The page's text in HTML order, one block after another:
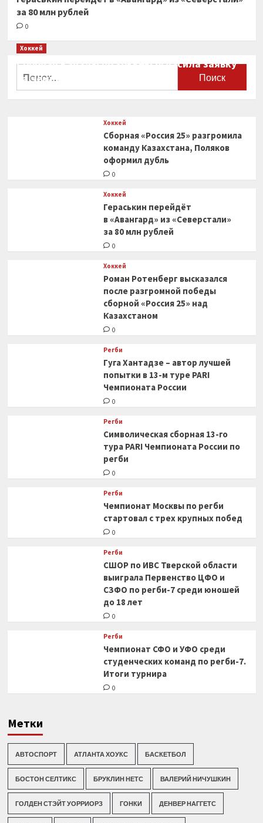
за 80 млн рублей
0
Хоккей
Сборная Канады по хоккею огласила заявку
на чемпионат мира
Хоккей
Сборная «Россия 25» разгромила
команду Казахстана, Поляков
оформил дубль
0
Хоккей
Гераськин перейдёт
в «Авангард» из «Северстали»
за 80 млн рублей
0
Хоккей
Роман Ротенберг высказался
после разгромной победы
сборной «Россия 25» над
Казахстаном
0
Регби
Гуга Хантадзе – автор лучшей
попытки в 13-м туре PARI
Чемпионата России
0
Регби
Символическая сборная 13-го
тура PARI Чемпионата России по
регби
0
Регби
Чемпионат Москвы по регби
стартовал с трех крупных побед
0
Регби
СШОР по ИВС Тверской области
выиграла Первенство ЦФО и
СЗФО по регби-7 среди юношей
до 18 лет
0
Регби
Чемпионат СФО и УФО среди
студенческих команд по регби-7.
Итоги турнира
0
Метки
АВТОСПОРТ АТЛАНТА ХОУКС БАСКЕТБОЛ
БОСТОН СЕЛТИКС БРУКЛИН НЕТС ВАЛЕРИЙ НИЧУШКИН
ГОЛДЕН СТЭЙТ УОРРИОРЗ ГОНКИ ДЕНВЕР НАГГЕТС